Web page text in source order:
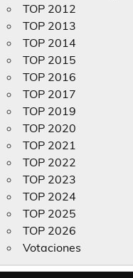
TOP 2012
TOP 2013
TOP 2014
TOP 2015
TOP 2016
TOP 2017
TOP 2019
TOP 2020
TOP 2021
TOP 2022
TOP 2023
TOP 2024
TOP 2025
TOP 2026
Votaciones